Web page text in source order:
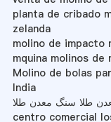
planta de cribado
zelanda
molino de impacto
mquina molinos
Molino de bolas
India
طلا سنگ معدن طلا
centro comercial